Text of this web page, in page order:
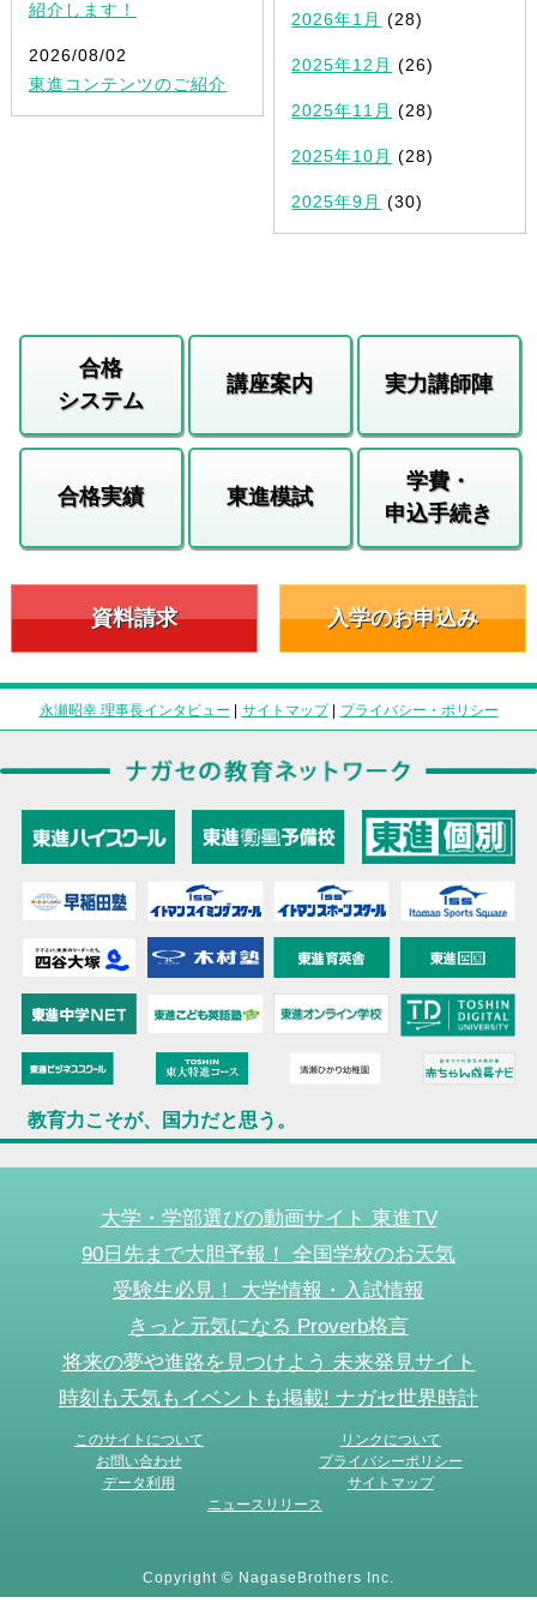
紹介します！
2026/08/02
東進コンテンツのご紹介
2026年1月 (28)
2025年12月 (26)
2025年11月 (28)
2025年10月 (28)
2025年9月 (30)
合格
システム
講座案内 実力講師陣
合格実績 東進模試
学費・
申込手続き
資料請求 入学のお申込み
永瀬昭幸 理事長インタビュー | サイトマップ| プライバシー・ポリシー
教育力こそが、国力だと思う。
大学・学部選びの動画サイト 東進TV
90日先まで大胆予報！ 全国学校のお天気
受験生必見！ 大学情報・入試情報
きっと元気になる Proverb格言
将来の夢や進路を見つけよう 未来発見サイト
時刻も天気もイベントも掲載! ナガセ世界時計
このサイトについて
リンクについて
お問い合わせ
プライバシーポリシー
データ利用
サイトマップ
ニュースリリース
Copyright © NagaseBrothers Inc.